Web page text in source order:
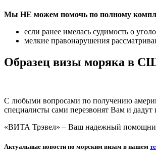
Мы НЕ можем помочь по полному
если ранее имелась судимость о
мелкие правонарушения
Образец визы моряка в
С любыми вопросами по получению
специалисты сами перезвонят Вам и
«ВИТА Трэвел» – Ваш надежный
Актуальные новости по морским визам в нашем